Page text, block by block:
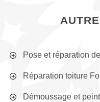
Pose et réparation
Réparation toiture
Démoussage et